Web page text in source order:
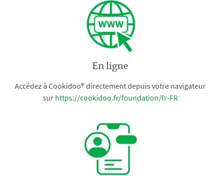
En ligne
Accédez à Cookidoo® directement depuis votre navigateur
sur https://cookidoo.fr/foundation/fr-FR